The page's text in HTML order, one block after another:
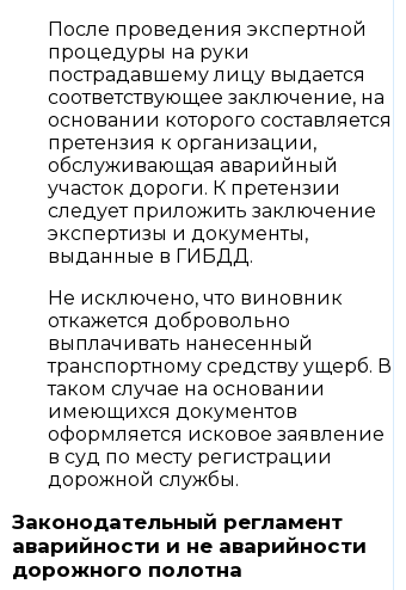
После проведения экспертной
процедуры на руки
пострадавшему лицу выдается
соответствующее заключение, на
основании которого составляется
претензия к организации,
обслуживающая аварийный
участок дороги. К претензии
следует приложить заключение
экспертизы и документы,
выданные в ГИБДД.
Не исключено, что виновник
откажется добровольно
выплачивать нанесенный
транспортному средству ущерб. В
таком случае на основании
имеющихся документов
оформляется исковое заявление
в суд по месту регистрации
дорожной службы.
Законодательный регламент
аварийности и не аварийности
дорожного полотна